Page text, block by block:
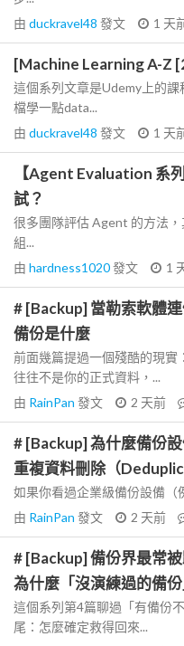
由 duckravel48 發文 1 天
[Machine Learning A-Z
這個系列文章是Udemy上的
檔學一點data...
由 duckravel48 發文 1 天
【Agent Evaluation 系
試？
很多團隊評估 Agent 的方法
組...
由 hardness1020發文 1
# [Backup] 當勒索軟體
備份是什麼
前面幾篇提過一個殘酷的現實
往往不是你的正式資料，...
由 RainPan 發文 2 天前
# [Backup] 為什麼備份
重複資料刪除（
如果你看過企業級備份設備（
由 RainPan 發文 2 天前
# [Backup] 備份界最常
為什麼「沒演練過的備
這個系列第4篇聊過「有備份
尾：怎麼確定救得回來...